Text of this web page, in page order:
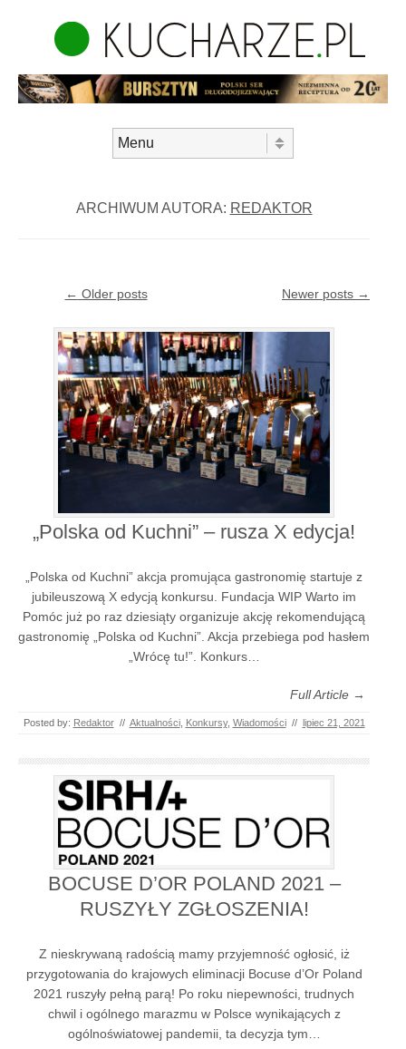
ARCHIWUM AUTORA: REDAKTOR
Post navigation
← Older posts Newer posts →
„Polska od Kuchni” – rusza X edycja!
„Polska od Kuchni” akcja promująca gastronomię startuje z
jubileuszową X edycją konkursu. Fundacja WIP Warto im
Pomóc już po raz dziesiąty organizuje akcję rekomendującą
gastronomię „Polska od Kuchni”. Akcja przebiega pod hasłem
„Wrócę tu!”. Konkurs…
Full Article →
Posted by: Redaktor // Aktualności, Konkursy, Wiadomości // lipiec 21, 2021
BOCUSE D’OR POLAND 2021 –
RUSZYŁY ZGŁOSZENIA!
Z nieskrywaną radością mamy przyjemność ogłosić, iż
przygotowania do krajowych eliminacji Bocuse d’Or Poland
2021 ruszyły pełną parą! Po roku niepewności, trudnych
chwil i ogólnego marazmu w Polsce wynikających z
ogólnoświatowej pandemii, ta decyzja tym…